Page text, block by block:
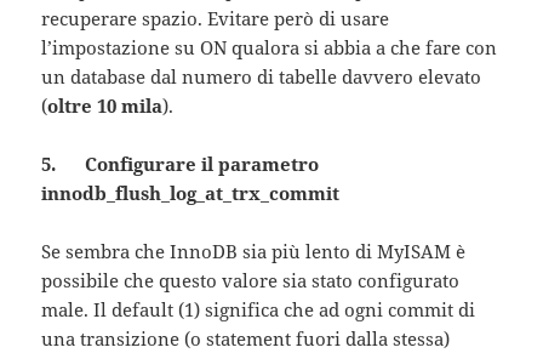
recuperare spazio. Evitare però di usare
l’impostazione su ON qualora si abbia a che fare con
un database dal numero di tabelle davvero elevato
(oltre 10 mila).
5. Configurare il parametro
innodb_flush_log_at_trx_commit
Se sembra che InnoDB sia più lento di MyISAM è
possibile che questo valore sia stato configurato
male. Il default (1) significa che ad ogni commit di
una transizione (o statement fuori dalla stessa)